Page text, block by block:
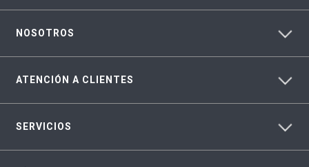
NOSOTROS
ATENCIÓN A CLIENTES
SERVICIOS